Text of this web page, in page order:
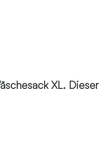
XL. Dieser